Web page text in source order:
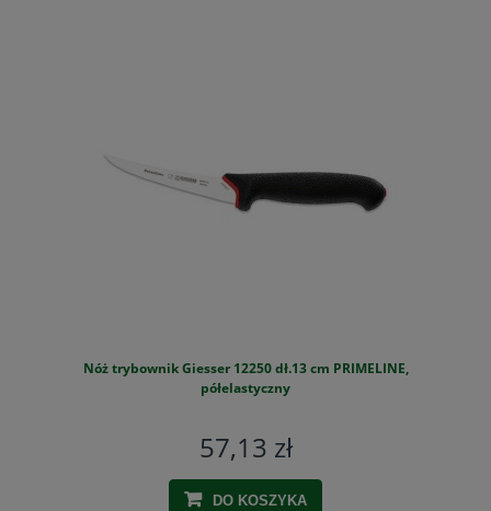
Nóż trybownik Giesser 12250 dł.13 cm PRIMELINE,
półelastyczny
57,13 zł
DO KOSZYKA